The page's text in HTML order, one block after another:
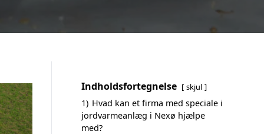
Indholdsfortegnelse skjul
1) Hvad kan et firma med speciale i
jordvarmeanlæg i Nexø hjælpe
med?